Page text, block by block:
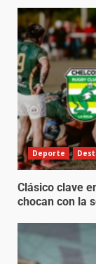
Deporte
Clásico clave
chocan con la